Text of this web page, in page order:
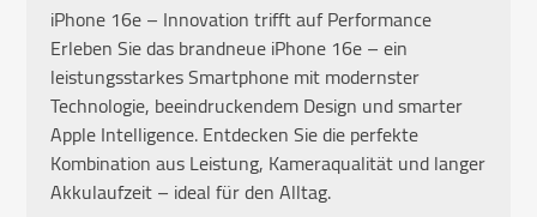
iPhone 16e – Innovation trifft auf Performance
Erleben Sie das brandneue iPhone 16e – ein
leistungsstarkes Smartphone mit modernster
Technologie, beeindruckendem Design und smarter
Apple Intelligence. Entdecken Sie die perfekte
Kombination aus Leistung, Kameraqualität und langer
Akkulaufzeit – ideal für den Alltag.